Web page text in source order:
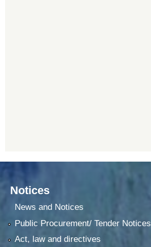
Notices
News and Notices
Public Procurement/ Tender Notices
Act, law and directives